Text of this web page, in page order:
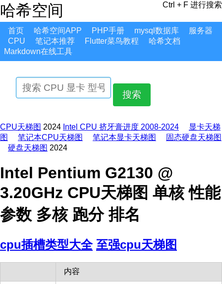
哈希空间 Ctrl + F 进行搜索
首页 哈希空间APP PHP手册 mysql数据库
服务器
CPU
笔记本推荐 Flutter菜鸟教程
哈希文档
Markdown在线工具
搜索
CPU天梯图 2024 Intel CPU 挤牙膏进度 2008-2024
显卡天梯
图
笔记本CPU天梯图 笔记本显卡天梯图
固态硬盘天梯图
硬盘天梯图 2024
Intel Pentium G2130 @
3.20GHz CPU天梯图 单核 性能
参数 多核 跑分 排名
cpu插槽类型大全 至强cpu天梯图
内容